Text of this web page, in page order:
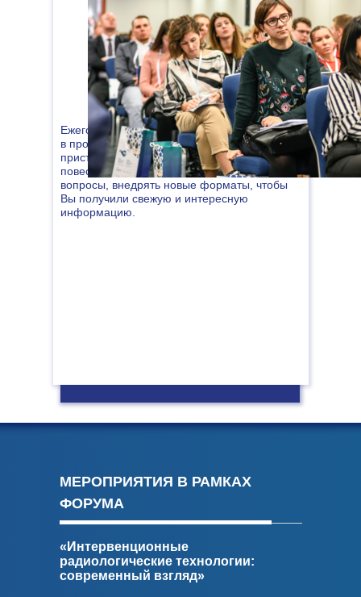
Ежегодно мы стараемся включать
в программу самые значимые темы,
пристально следить за актуальной
повесткой, поднимать сложные и спорные
вопросы, внедрять новые форматы, чтобы
Вы получили свежую и интересную
информацию.
МЕРОПРИЯТИЯ В РАМКАХ
ФОРУМА
«Интервенционные
радиологические технологии:
современный взгляд»